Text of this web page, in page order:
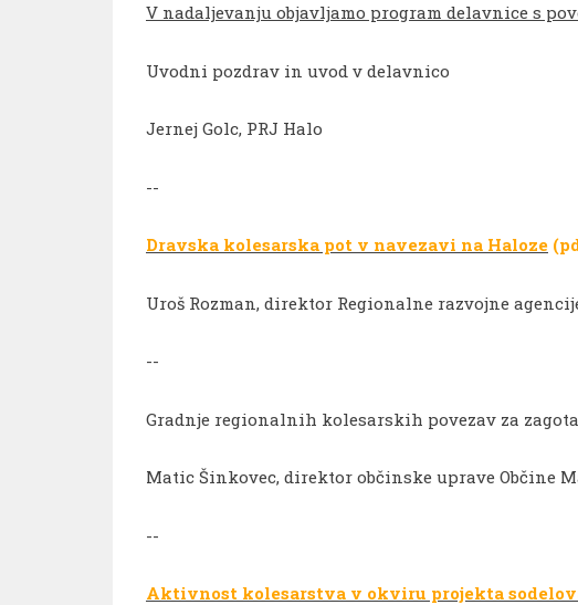
V nadaljevanju objavljamo program delavnice s
Uvodni pozdrav in uvod v delavnico
Jernej Golc, PRJ Halo
--
Dravska kolesarska pot v navezavi na Haloze
Uroš Rozman, direktor Regionalne razvojne
--
Gradnje regionalnih kolesarskih povezav za
Matic Šinkovec, direktor občinske uprave Občine
--
Aktivnost kolesarstva v okviru projekta